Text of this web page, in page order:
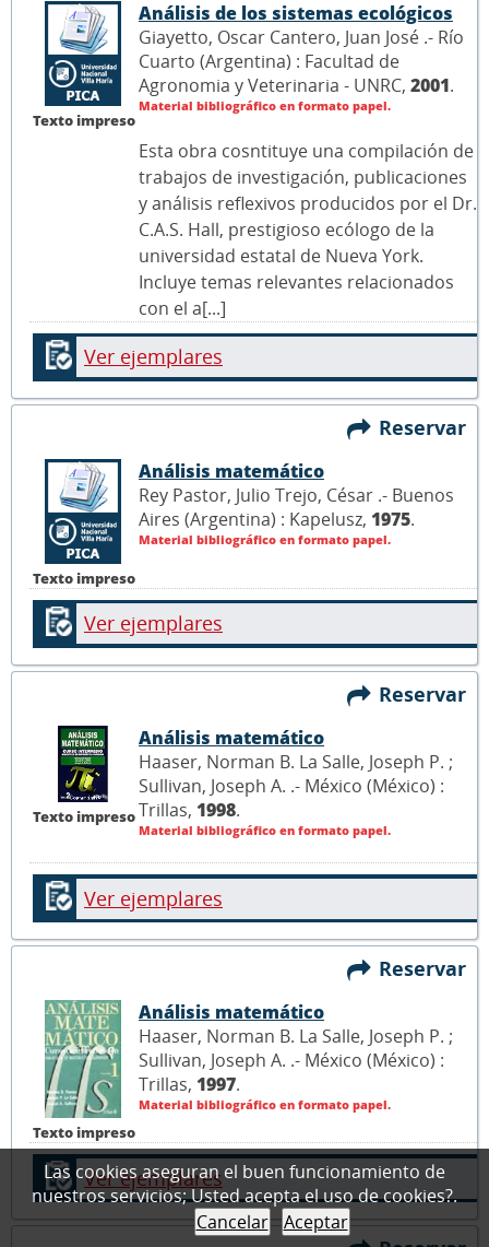
Texto impreso
Análisis de los sistemas ecológicos
Giayetto, Oscar Cantero, Juan José .- Río
Cuarto (Argentina) : Facultad de
Agronomia y Veterinaria - UNRC, 2001.
Material bibliográfico en formato papel.
Esta obra cosntituye una compilación de
trabajos de investigación, publicaciones
y análisis reflexivos producidos por el Dr.
C.A.S. Hall, prestigioso ecólogo de la
universidad estatal de Nueva York.
Incluye temas relevantes relacionados
con el a[...]
Ver ejemplares
Reservar
Texto impreso
Análisis matemático
Rey Pastor, Julio Trejo, César .- Buenos
Aires (Argentina) : Kapelusz, 1975.
Material bibliográfico en formato papel.
Ver ejemplares
Reservar
Texto impreso
Análisis matemático
Haaser, Norman B. La Salle, Joseph P. ;
Sullivan, Joseph A. .- México (México) :
Trillas, 1998.
Material bibliográfico en formato papel.
Ver ejemplares
Reservar
Texto impreso
Análisis matemático
Haaser, Norman B. La Salle, Joseph P. ;
Sullivan, Joseph A. .- México (México) :
Trillas, 1997.
Material bibliográfico en formato papel.
Ver ejemplares
Las cookies aseguran el buen funcionamiento de
nuestros servicios; Usted acepta el uso de cookies?.
Cancelar
Aceptar